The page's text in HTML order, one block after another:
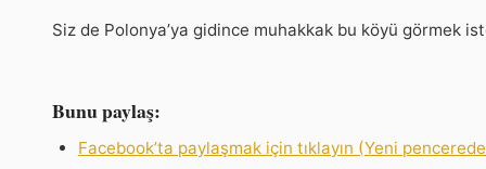
Siz de Polonya’ya gidince muhakkak bu köyü görmek
Bunu paylaş:
Facebook’ta paylaşmak için tıklayın (Yeni pencerede